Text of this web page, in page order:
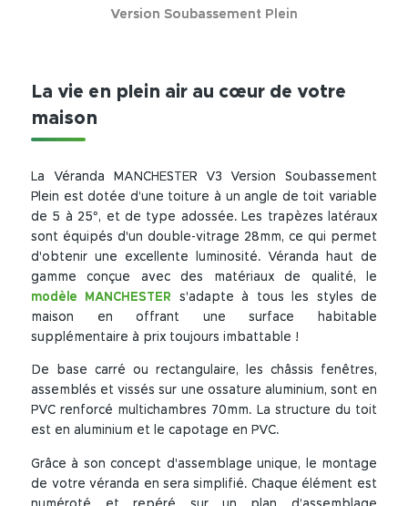
Version Soubassement Plein
La vie en plein air au cœur de votre
maison
La Véranda MANCHESTER V3 Version Soubassement
Plein est dotée d’une toiture à un angle de toit variable
de 5 à 25°, et de type adossée. Les trapèzes latéraux
sont équipés d'un double-vitrage 28mm, ce qui permet
d'obtenir une excellente luminosité. Véranda haut de
gamme conçue avec des matériaux de qualité, le
modèle MANCHESTER
s'adapte à tous les styles de
maison en offrant une surface habitable
supplémentaire à prix toujours imbattable !
De base carré ou rectangulaire, les châssis fenêtres,
assemblés et vissés sur une ossature aluminium, sont en
PVC renforcé multichambres 70mm. La structure du toit
est en aluminium et le capotage en PVC.
Grâce à son concept d'assemblage unique, le montage
de votre véranda en sera simplifié. Chaque élément est